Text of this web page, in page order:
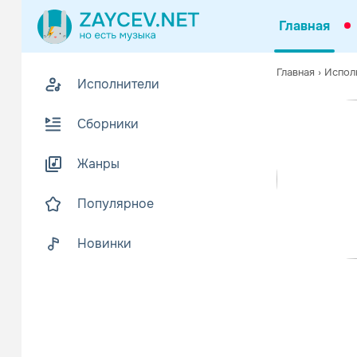
Главная
Исполнители
Сборники
Жанры
Популярное
Новинки
Главная ›